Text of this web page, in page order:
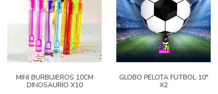
MINI BURBUJEROS 10CM
DINOSAURIO X10
GLOBO PELOTA FUTBOL 10"
X2